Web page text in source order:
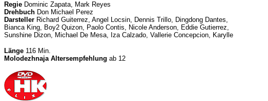
Regie Dominic Zapata, Mark Reyes
Drehbuch Don Michael Perez
Darsteller Richard Guiterrez, Angel Locsin, Dennis Trillo, Dingdong Dantes,
Bianca King, Boy2 Quizon, Paolo Contis, Nicole Anderson, Eddie Gutierrez,
Sunshine Dizon, Michael De Mesa, Iza Calzado, Vallerie Concepcion, Karylle
Länge 116 Min.
Molodezhnaja Altersempfehlung ab 12